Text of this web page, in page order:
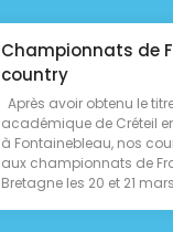
Championnats de
country
Après avoir obtenu le
académique de Créteil
à Fontainebleau, nos
aux championnats de
Bretagne les 20 et 21